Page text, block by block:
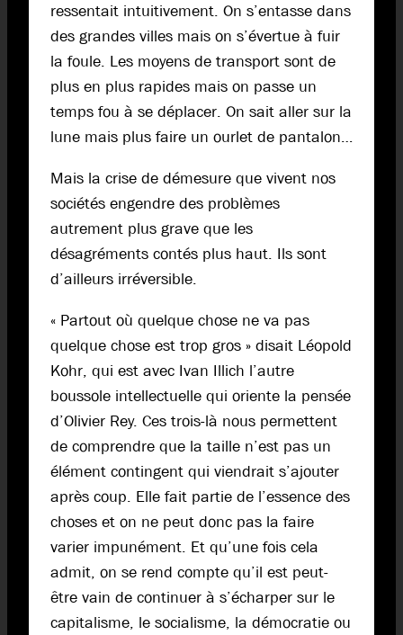
ressentait intuitivement. On s’entasse dans
des grandes villes mais on s’évertue à fuir
la foule. Les moyens de transport sont de
plus en plus rapides mais on passe un
temps fou à se déplacer. On sait aller sur la
lune mais plus faire un ourlet de pantalon…
Mais la crise de démesure que vivent nos
sociétés engendre des problèmes
autrement plus grave que les
désagréments contés plus haut. Ils sont
d’ailleurs irréversible.
« Partout où quelque chose ne va pas
quelque chose est trop gros » disait Léopold
Kohr, qui est avec Ivan Illich l’autre
boussole intellectuelle qui oriente la pensée
d’Olivier Rey. Ces trois-là nous permettent
de comprendre que la taille n’est pas un
élément contingent qui viendrait s’ajouter
après coup. Elle fait partie de l’essence des
choses et on ne peut donc pas la faire
varier impunément. Et qu’une fois cela
admit, on se rend compte qu’il est peut-
être vain de continuer à s’écharper sur le
capitalisme, le socialisme, la démocratie ou